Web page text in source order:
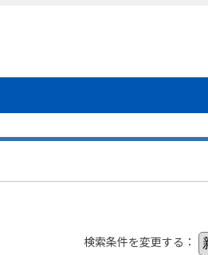
検索条件を変更する：